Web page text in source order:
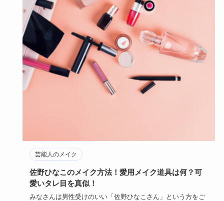
芸能人のメイク
佐野ひなこのメイク方法！愛用メイク道具は何？可
愛いタレ目を真似！
みなさんは男性受けのいい「佐野ひなこさん」という方をご